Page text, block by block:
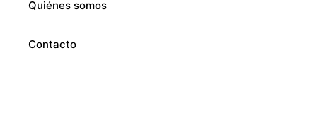
Quiénes somos
Contacto